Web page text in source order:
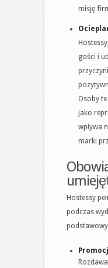
misję
gości i
Osoby
jako
wpływa
marki
Hostessy
podczas